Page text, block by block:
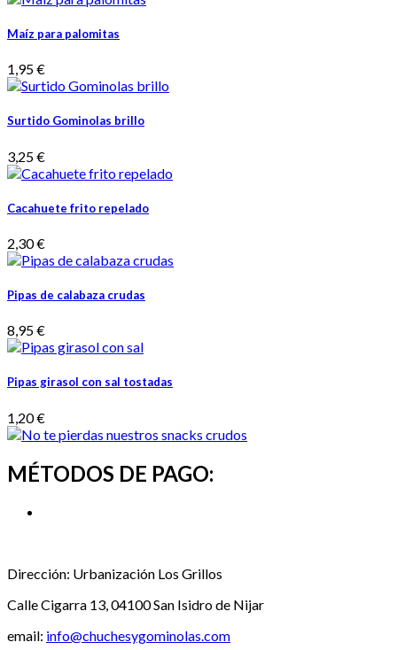
Maíz para palomitas
1,95 €
Surtido Gominolas brillo
3,25 €
Cacahuete frito repelado
2,30 €
Pipas de calabaza crudas
8,95 €
Pipas girasol con sal tostadas
1,20 €
MÉTODOS DE PAGO:
Dirección: Urbanización Los Grillos
Calle Cigarra 13, 04100 San Isidro de Nijar
email: info@chuchesygominolas.com